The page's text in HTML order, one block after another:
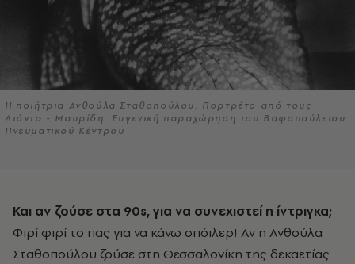
Η ποιήτρια Ανθούλα Σταθοπούλου. Πορτρέτο από τους
Λιόντα - Μαυρίδη. Ευγενική παραχώρηση του Βαφοπούλειου
Πνευματικού Κέντρου
Και αν ζούσε στα 90s, για να συνεχιστεί η ίντριγκα;
Φιρί φιρί το πας για να κάνω σπόιλερ! Αν η Ανθούλα
Σταθοπούλου ζούσε στη Θεσσαλονίκη της δεκαετίας